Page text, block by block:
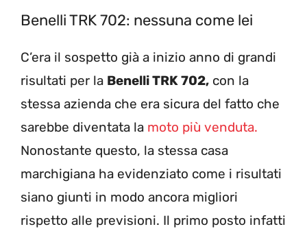
Benelli TRK 702: nessuna come lei
C’era il sospetto già a inizio anno di grandi
risultati per la Benelli TRK 702, con la
stessa azienda che era sicura del fatto che
sarebbe diventata la moto più venduta.
Nonostante questo, la stessa casa
marchigiana ha evidenziato come i risultati
siano giunti in modo ancora migliori
rispetto alle previsioni. Il primo posto infatti